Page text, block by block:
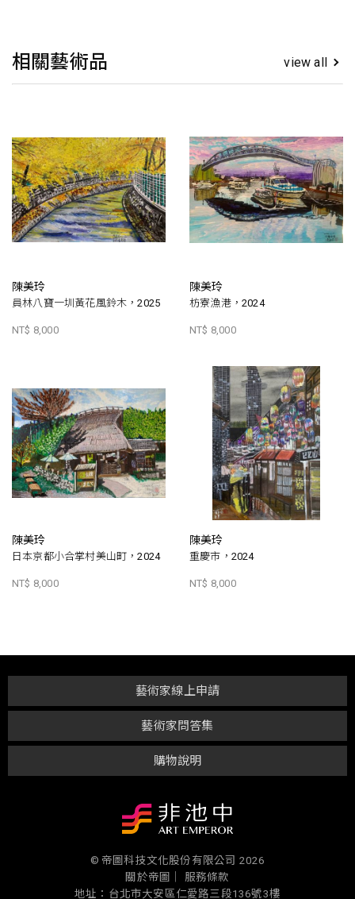
相關藝術品 view all
陳美玲
員林八寶一圳黃花風鈴木，2025
NT$ 8,000
陳美玲
枋寮漁港，2024
NT$ 8,000
陳美玲
日本京都小合掌村美山町，2024
NT$ 8,000
陳美玲
重慶市，2024
NT$ 8,000
購物說明
藝術家問答集
藝術家線上申請
© 帝圖科技文化股份有限公司 2026
關於帝圖｜
服務條款
地址：台北市大安區仁愛路三段136號3樓